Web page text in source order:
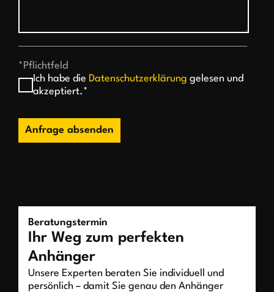
*Pflichtfeld
Ich habe die Datenschutzerklärung gelesen und
akzeptiert.*
Anfrage absenden
Beratungstermin
Ihr Weg zum perfekten
Anhänger
Unsere Experten beraten Sie individuell und
persönlich – damit Sie genau den Anhänger